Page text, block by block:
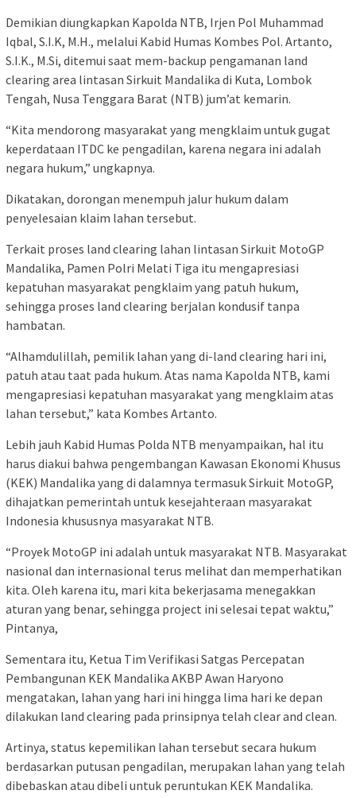
Demikian diungkapkan Kapolda NTB, Irjen Pol Muhammad
Iqbal, S.I.K, M.H., melalui Kabid Humas Kombes Pol. Artanto,
S.I.K., M.Si, ditemui saat mem-backup pengamanan land
clearing area lintasan Sirkuit Mandalika di Kuta, Lombok
Tengah, Nusa Tenggara Barat (NTB) jum’at kemarin.
“Kita mendorong masyarakat yang mengklaim untuk gugat
keperdataan ITDC ke pengadilan, karena negara ini adalah
negara hukum,” ungkapnya.
Dikatakan, dorongan menempuh jalur hukum dalam
penyelesaian klaim lahan tersebut.
Terkait proses land clearing lahan lintasan Sirkuit MotoGP
Mandalika, Pamen Polri Melati Tiga itu mengapresiasi
kepatuhan masyarakat pengklaim yang patuh hukum,
sehingga proses land clearing berjalan kondusif tanpa
hambatan.
“Alhamdulillah, pemilik lahan yang di-land clearing hari ini,
patuh atau taat pada hukum. Atas nama Kapolda NTB, kami
mengapresiasi kepatuhan masyarakat yang mengklaim atas
lahan tersebut,” kata Kombes Artanto.
Lebih jauh Kabid Humas Polda NTB menyampaikan, hal itu
harus diakui bahwa pengembangan Kawasan Ekonomi Khusus
(KEK) Mandalika yang di dalamnya termasuk Sirkuit MotoGP,
dihajatkan pemerintah untuk kesejahteraan masyarakat
Indonesia khususnya masyarakat NTB.
“Proyek MotoGP ini adalah untuk masyarakat NTB. Masyarakat
nasional dan internasional terus melihat dan memperhatikan
kita. Oleh karena itu, mari kita bekerjasama menegakkan
aturan yang benar, sehingga project ini selesai tepat waktu,”
Pintanya,
Sementara itu, Ketua Tim Verifikasi Satgas Percepatan
Pembangunan KEK Mandalika AKBP Awan Haryono
mengatakan, lahan yang hari ini hingga lima hari ke depan
dilakukan land clearing pada prinsipnya telah clear and clean.
Artinya, status kepemilikan lahan tersebut secara hukum
berdasarkan putusan pengadilan, merupakan lahan yang telah
dibebaskan atau dibeli untuk peruntukan KEK Mandalika.